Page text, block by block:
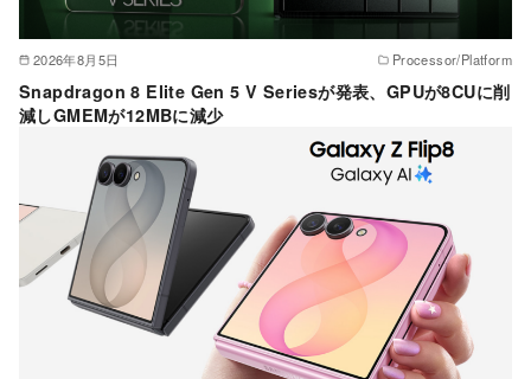
2026年8月5日 Processor/Platform
Snapdragon 8 Elite Gen 5 V Seriesが発表、GPUが8CUに削
減しGMEMが12MBに減少